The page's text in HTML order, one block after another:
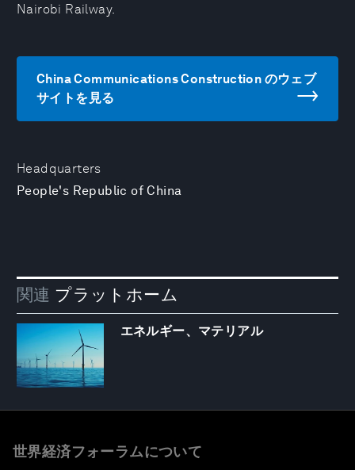
Headquarters
People's Republic of China
Nairobi Railway.
China Communications Construction のウェブ
サイトを見る
関連 プラットホーム
エネルギー、マテリアル
世界経済フォーラムについて